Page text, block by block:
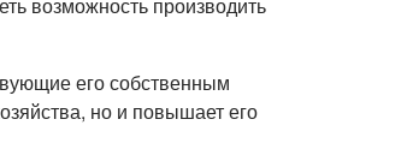
его собственным
но и повышает его